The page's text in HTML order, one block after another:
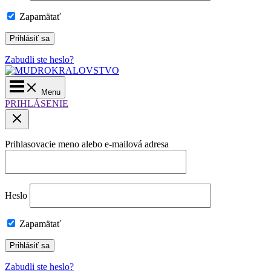
Zapamätať
Zabudli ste heslo?
Main
Menu
Menu
PRIHLÁSENIE
Prihlasovacie meno alebo e-mailová adresa
Heslo
Zapamätať
Zabudli ste heslo?